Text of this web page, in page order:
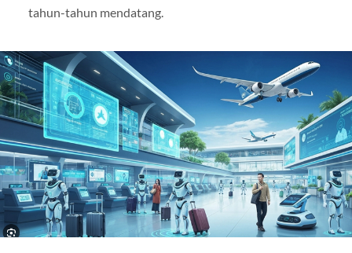
tahun-tahun mendatang.